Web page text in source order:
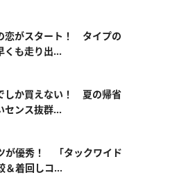
恋がスタート！ タイプの
も走り出...
しか買えない！ 夏の帰省
センス抜群...
が優秀！ 「タックワイド
＆着回しコ...